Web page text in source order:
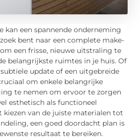
kan een spannende onderneming
bent naar een complete make-
een frisse, nieuwe uitstraling te
belangrijkste ruimtes in je huis. Of
update of een uitgebreide
om enkele belangrijke
te nemen om ervoor te zorgen
esthetisch als functioneel
kiezen van de juiste materialen tot
een goed doordacht plan is
resultaat te bereiken.